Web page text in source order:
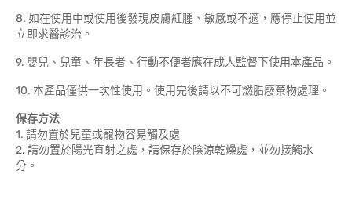
8. 如在使用中或使用後發現皮膚紅腫、敏感或不適，應停止使用並
立即求醫診治。
9. 嬰兒、兒童、年長者、行動不便者應在成人監督下使用本產品。
10. 本產品僅供一次性使用。使用完後請以不可燃脂廢棄物處理。
保存方法
1. 請勿置於兒童或寵物容易觸及處
2. 請勿置於陽光直射之處，請保存於陰涼乾燥處，並勿接觸水
分。